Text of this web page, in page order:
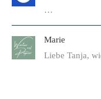
…
Marie
Liebe Tanja,